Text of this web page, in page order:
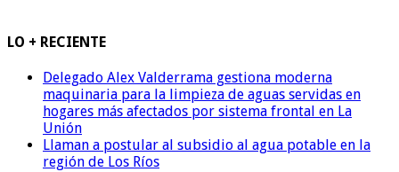
LO + RECIENTE
Delegado Alex Valderrama gestiona moderna
maquinaria para la limpieza de aguas servidas en
hogares más afectados por sistema frontal en La
Unión
Llaman a postular al subsidio al agua potable en la
región de Los Ríos